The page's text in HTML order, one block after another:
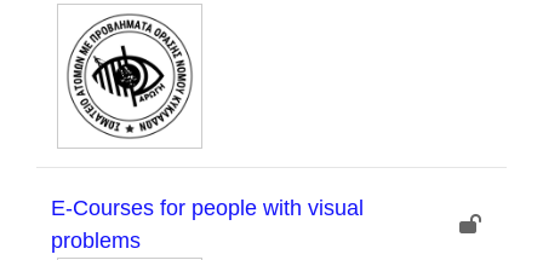
Ε-Courses for people with visual
problems